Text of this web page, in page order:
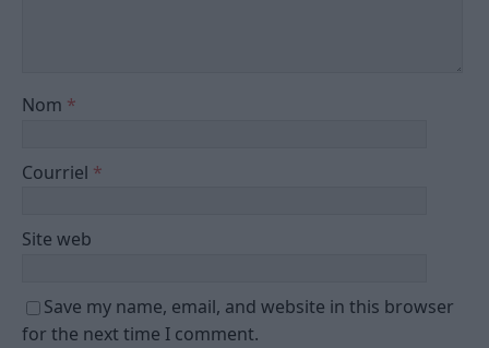
Nom *
Courriel *
Site web
Save my name, email, and website in this browser
for the next time I comment.